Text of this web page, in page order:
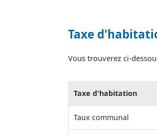
Taxe
Vous trouverez ci-
Taxe d'habitation
Taux communal